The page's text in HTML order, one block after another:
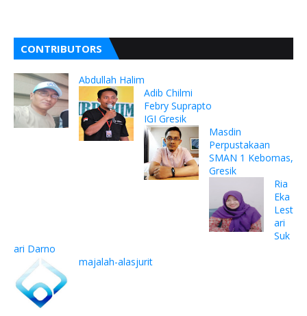
CONTRIBUTORS
Abdullah Halim
Adib Chilmi
Febry Suprapto
IGI Gresik
Masdin
Perpustakaan
SMAN 1 Kebomas,
Gresik
Ria
Eka
Lest
ari
Suk
ari Darno
majalah-alasjurit